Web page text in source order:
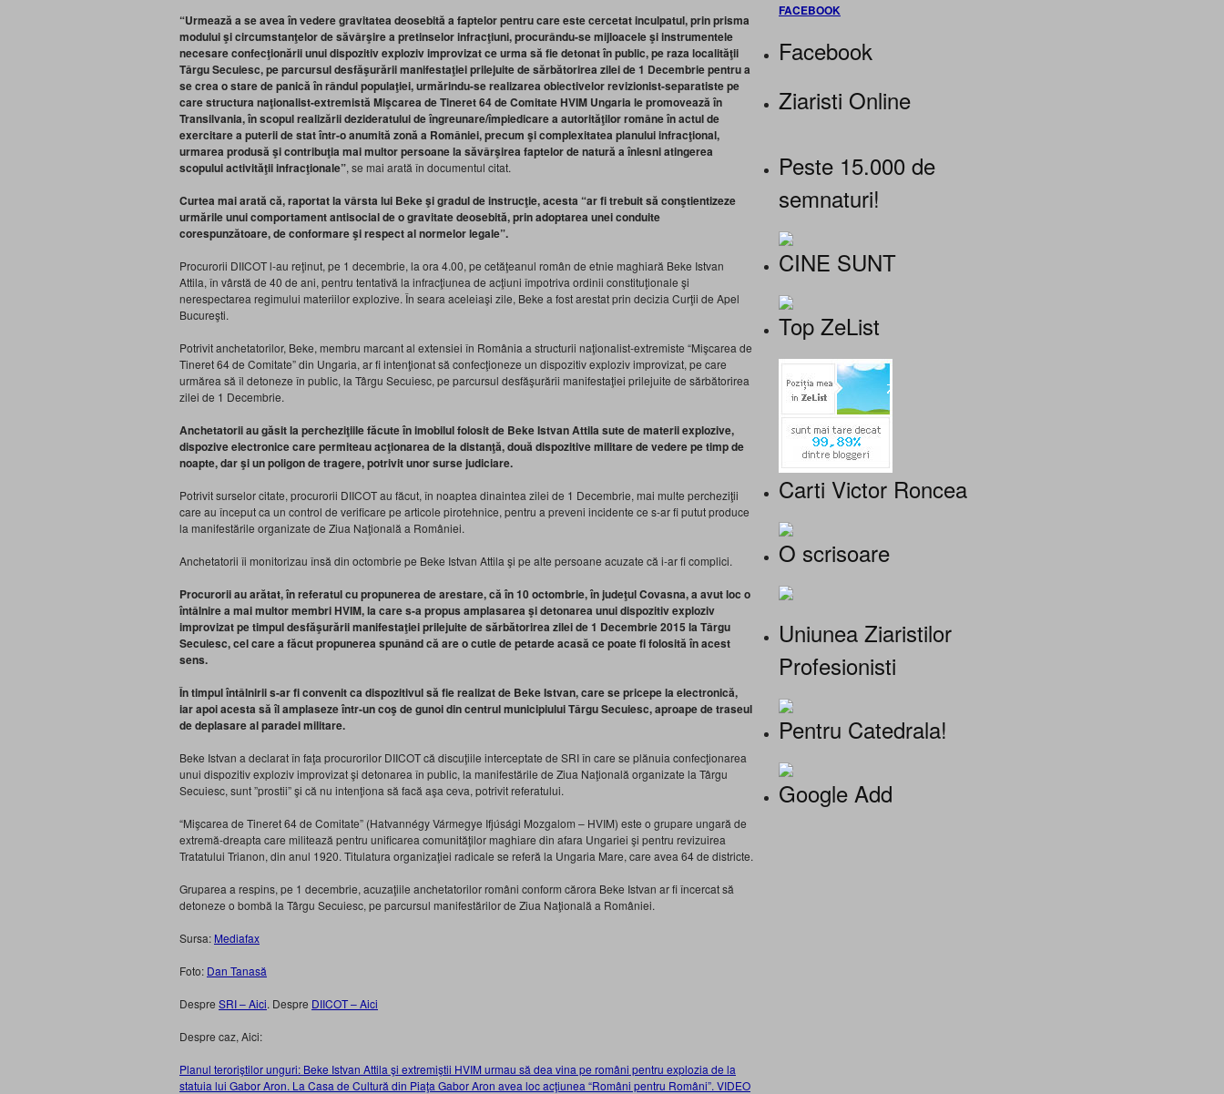
“Urmează a se avea în vedere gravitatea deosebită a faptelor pentru care este cercetat inculpatul, prin prisma
modului şi circumstanţelor de săvârşire a pretinselor infracţiuni, procurându-se mijloacele şi instrumentele
necesare confecţionării unui dispozitiv exploziv improvizat ce urma să fie detonat în public, pe raza localităţii
Târgu Secuiesc, pe parcursul desfăşurării manifestaţiei prilejuite de sărbătorirea zilei de 1 Decembrie pentru a
se crea o stare de panică în rândul populaţiei, urmărindu-se realizarea obiectivelor revizionist-separatiste pe
care structura naţionalist-extremistă Mişcarea de Tineret 64 de Comitate HVIM Ungaria le promovează în
Transilvania, în scopul realizării dezideratului de îngreunare/împiedicare a autorităţilor române în actul de
exercitare a puterii de stat într-o anumită zonă a României, precum şi complexitatea planului infracţional,
urmarea produsă şi contribuţia mai multor persoane la săvârşirea faptelor de natură a înlesni atingerea
scopului activităţii infracţionale”, se mai arată în documentul citat.
Curtea mai arată că, raportat la vârsta lui Beke şi gradul de instrucţie, acesta “ar fi trebuit să conştientizeze
urmările unui comportament antisocial de o gravitate deosebită, prin adoptarea unei conduite
corespunzătoare, de conformare şi respect al normelor legale”.
Procurorii DIICOT l-au reţinut, pe 1 decembrie, la ora 4.00, pe cetăţeanul român de etnie maghiară Beke Istvan
Attila, în vârstă de 40 de ani, pentru tentativă la infracţiunea de acţiuni împotriva ordinii constituţionale şi
nerespectarea regimului materiilor explozive. În seara aceleiaşi zile, Beke a fost arestat prin decizia Curţii de Apel
Bucureşti.
Potrivit anchetatorilor, Beke, membru marcant al extensiei în România a structurii naţionalist-extremiste “Mişcarea de
Tineret 64 de Comitate” din Ungaria, ar fi intenţionat să confecţioneze un dispozitiv exploziv improvizat, pe care
urmărea să îl detoneze în public, la Târgu Secuiesc, pe parcursul desfăşurării manifestaţiei prilejuite de sărbătorirea
zilei de 1 Decembrie.
Anchetatorii au găsit la percheziţiile făcute în imobilul folosit de Beke Istvan Attila sute de materii explozive,
dispozive electronice care permiteau acţionarea de la distanţă, două dispozitive militare de vedere pe timp de
noapte, dar şi un poligon de tragere, potrivit unor surse judiciare.
Potrivit surselor citate, procurorii DIICOT au făcut, în noaptea dinaintea zilei de 1 Decembrie, mai multe percheziţii
care au început ca un control de verificare pe articole pirotehnice, pentru a preveni incidente ce s-ar fi putut produce
la manifestările organizate de Ziua Naţională a României.
Anchetatorii îi monitorizau însă din octombrie pe Beke Istvan Attila şi pe alte persoane acuzate că i-ar fi complici.
Procurorii au arătat, în referatul cu propunerea de arestare, că în 10 octombrie, în judeţul Covasna, a avut loc o
întâlnire a mai multor membri HVIM, la care s-a propus amplasarea şi detonarea unui dispozitiv exploziv
improvizat pe timpul desfăşurării manifestaţiei prilejuite de sărbătorirea zilei de 1 Decembrie 2015 la Târgu
Secuiesc, cel care a făcut propunerea spunând că are o cutie de petarde acasă ce poate fi folosită în acest
sens.
În timpul întâlnirii s-ar fi convenit ca dispozitivul să fie realizat de Beke Istvan, care se pricepe la electronică,
iar apoi acesta să îl amplaseze într-un coş de gunoi din centrul municipiului Târgu Secuiesc, aproape de traseul
de deplasare al paradei militare.
Beke Istvan a declarat în faţa procurorilor DIICOT că discuţiile interceptate de SRI în care se plănuia confecţionarea
unui dispozitiv exploziv improvizat şi detonarea în public, la manifestările de Ziua Naţională organizate la Târgu
Secuiesc, sunt ”prostii” şi că nu intenţiona să facă aşa ceva, potrivit referatului.
“Mişcarea de Tineret 64 de Comitate” (Hatvannégy Vármegye Ifjúsági Mozgalom – HVIM) este o grupare ungară de
extremă-dreapta care militează pentru unificarea comunităţilor maghiare din afara Ungariei şi pentru revizuirea
Tratatului Trianon, din anul 1920. Titulatura organizaţiei radicale se referă la Ungaria Mare, care avea 64 de districte.
Gruparea a respins, pe 1 decembrie, acuzaţiile anchetatorilor români conform cărora Beke Istvan ar fi încercat să
detoneze o bombă la Târgu Secuiesc, pe parcursul manifestărilor de Ziua Naţională a României.
Sursa: Mediafax
Foto: Dan Tanasă
Despre SRI – Aici. Despre DIICOT – Aici
Despre caz, Aici:
Planul teroriştilor unguri: Beke Istvan Attila şi extremiştii HVIM urmau să dea vina pe români pentru explozia de la
statuia lui Gabor Aron. La Casa de Cultură din Piaţa Gabor Aron avea loc acţiunea “Români pentru Români”. VIDEO
FACEBOOK
Facebook
Ziaristi Online
Peste 15.000 de
semnaturi!
CINE SUNT
Top ZeList
Carti Victor Roncea
O scrisoare
Uniunea Ziaristilor
Profesionisti
Pentru Catedrala!
Google Add